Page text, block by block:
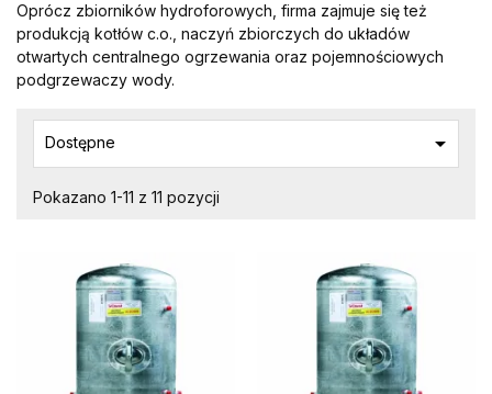
Oprócz zbiorników hydroforowych, firma zajmuje się też
produkcją kotłów c.o., naczyń zbiorczych do układów
otwartych centralnego ogrzewania oraz pojemnościowych
podgrzewaczy wody.
Dostępne 
Pokazano 1-11 z 11 pozycji